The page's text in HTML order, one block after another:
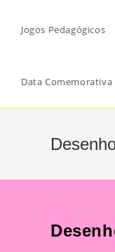
Jogos Pedagógicos
Data Comemorativa